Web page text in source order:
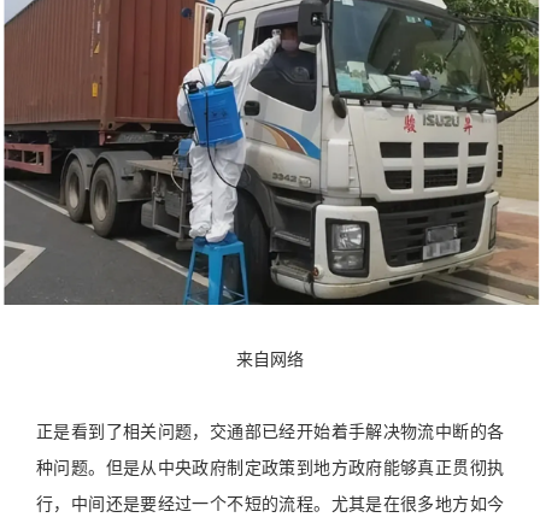
来自网络
正是看到了相关问题，交通部已经开始着手解决物流中断的各
种问题。但是从中央政府制定政策到地方政府能够真正贯彻执
行，中间还是要经过一个不短的流程。尤其是在很多地方如今